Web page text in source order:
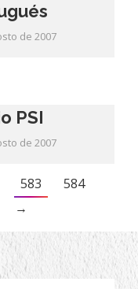
de 2007
PSI
de 2007
583
584
→